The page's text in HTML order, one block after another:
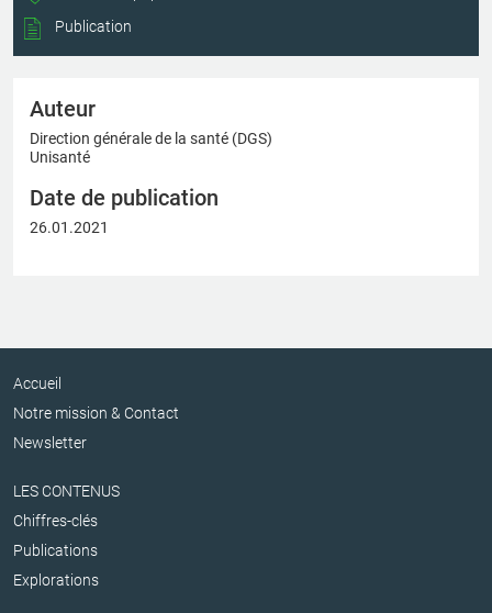
Publication
Auteur
Direction générale de la santé (DGS)
Unisanté
Date de publication
26.01.2021
Accueil
Notre mission & Contact
Newsletter
LES CONTENUS
Chiffres-clés
Publications
Explorations